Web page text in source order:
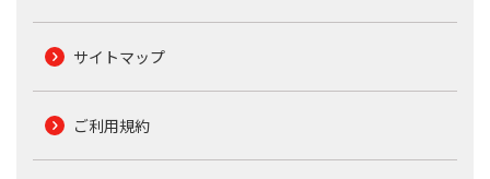
サイトマップ
ご利用規約